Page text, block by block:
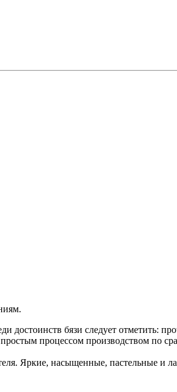
достоинств бязи следует отметить:
процессом производством по
Яркие, насыщенные, пастельные и